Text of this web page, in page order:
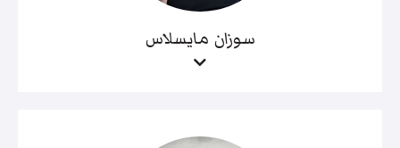
سوزان مايسلاس